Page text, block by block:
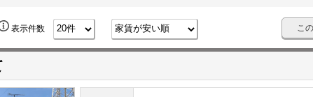
表示件数 こ